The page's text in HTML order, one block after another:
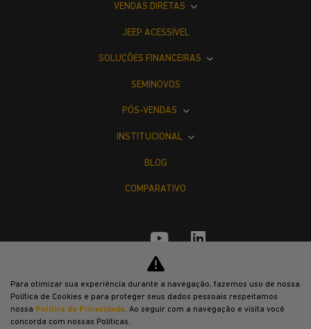
VENDAS DIRETAS
JEEP ACESSÍVEL
SOLUÇÕES FINANCEIRAS
SEMINOVOS
PÓS-VENDAS
INSTITUCIONAL
BLOG
COMPARATIVO
Desacelere. Seu bem maior é a vida.
Para otimizar sua experiência durante a navegação, fazemos uso de nossa
Política de Cookies e para proteger seus dados pessoais respeitamos
nossa Política de Privacidade. Ao seguir com a navegação e visita você
concorda com nossas Políticas.